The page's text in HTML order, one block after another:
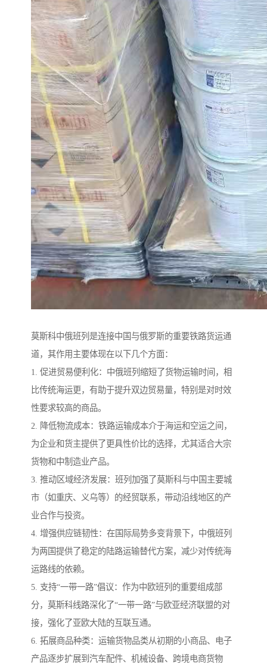
莫斯科中俄班列是连接中国与俄罗斯的重要铁路货运通
道，其作用主要体现在以下几个方面：
1. 促进贸易便利化：中俄班列缩短了货物运输时间，相
比传统海运更，有助于提升双边贸易量，特别是对时效
性要求较高的商品。
2. 降低物流成本：铁路运输成本介于海运和空运之间，
为企业和货主提供了更具性价比的选择，尤其适合大宗
货物和中制造业产品。
3. 推动区域经济发展：班列加强了莫斯科与中国主要城
市（如重庆、义乌等）的经贸联系，带动沿线地区的产
业合作与投资。
4. 增强供应链韧性：在国际局势多变背景下，中俄班列
为两国提供了稳定的陆路运输替代方案，减少对传统海
运路线的依赖。
5. 支持“一带一路”倡议：作为中欧班列的重要组成部
分，莫斯科线路深化了“一带一路”与欧亚经济联盟的对
接，强化了亚欧大陆的互联互通。
6. 拓展商品种类：运输货物品类从初期的小商品、电子
产品逐步扩展到汽车配件、机械设备、跨境电商货物